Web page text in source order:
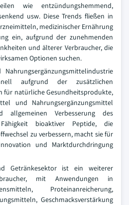
wie entzündungshemmend,
usw. Diese Trends fließen in
medizinischer Ernährung
ein, aufgrund der zunehmenden
und älterer Verbraucher, die
Optionen suchen.
aufgrund der zusätzlichen
für natürliche Gesundheitsprodukte,
und Nahrungsergänzungsmittel
allgemeinen Verbesserung des
bioaktiver Peptide, die
zu verbessern, macht sie für
und Marktdurchdringung
Getränkesektor ist ein weiterer
mit Anwendungen in
Proteinanreicherung,
Geschmacksverstärkung